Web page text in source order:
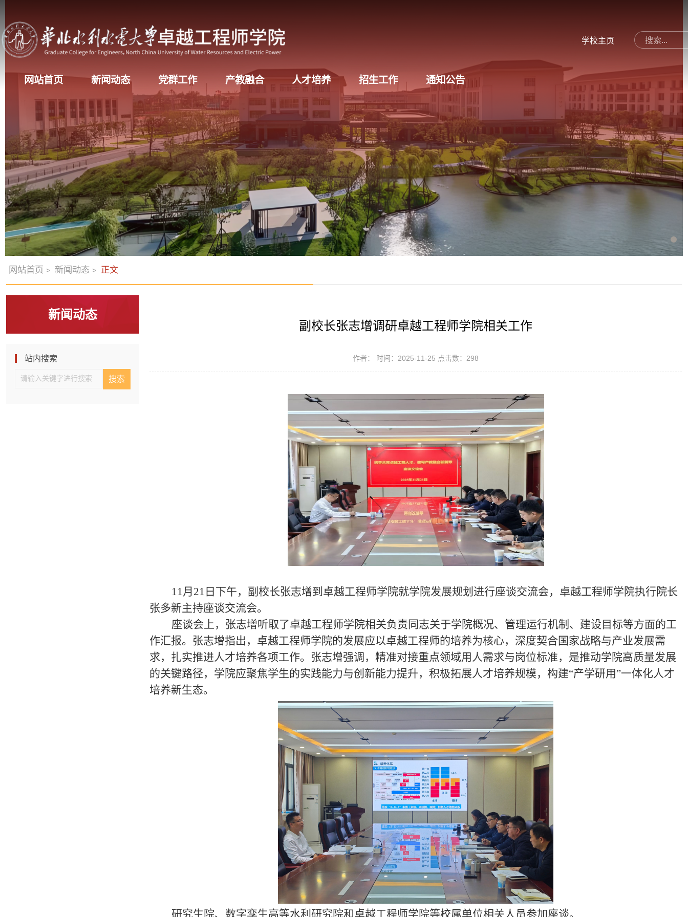
学校主页
网站首页 新闻动态 党群工作 产教融合 人才培养 招生工作 通知公告
网站首页 > 新闻动态 > 正文
新闻动态
站内搜索
副校长张志增调研卓越工程师学院相关工作
作者： 时间：2025-11-25 点击数： 298
11月 21 日下午，副校长张志增到卓越工程师学院就学院发展规划进行座谈交流会，卓越工程师学院执行院长
张多新主持座谈交流会。
座谈会上，张志增听取了卓越工程师学院相关负责同志关于学院概况、管理运行机制、建设目标等方面的工
作汇报。张志增指出，卓越工程师学院的发展应以卓越工程师的培养为核心，深度契合国家战略与产业发展需
求，扎实推进人才培养各项工作。张志增强调，精准对接重点领域用人需求与岗位标准，是推动学院高质量发展
的关键路径，学院应聚焦学生的实践能力与创新能力提升，积极拓展人才培养规模，构建“产学研用”一体化人才
培养新生态。
研究生院、数字孪生高等水利研究院和卓越工程师学院等校属单位相关人员参加座谈。